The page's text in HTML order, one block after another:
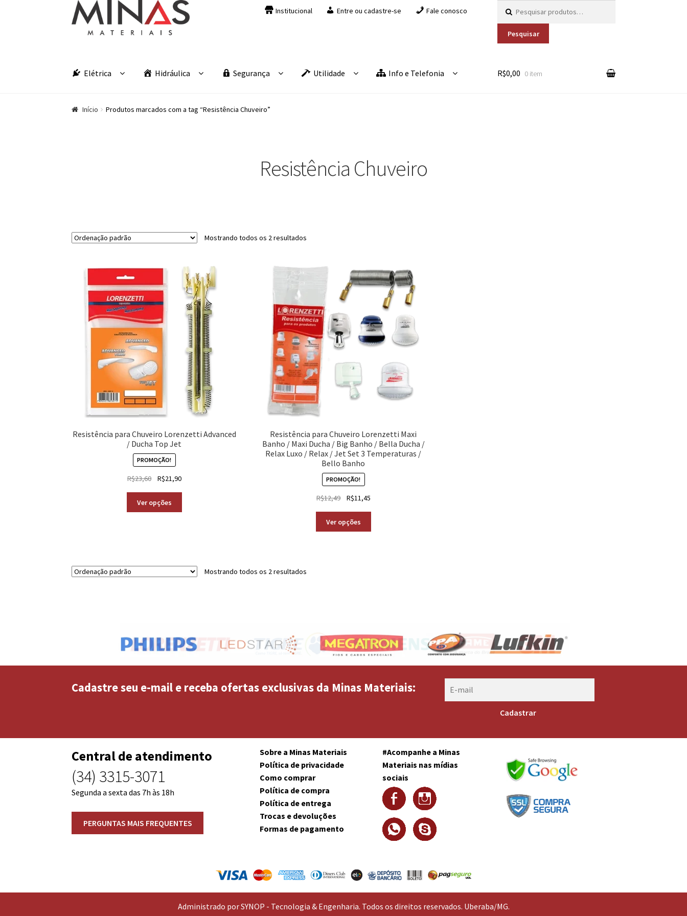
Pular para navegação
Pular para o conteúdo Institucional Entre ou cadastre-se Fale conosco
Pesquisar
Elétrica Hidráulica Segurança Utilidade Info e Telefonia R$0,00 0 item
Início Produtos marcados com a tag “Resistência Chuveiro”
Resistência Chuveiro
Mostrando todos os 2 resultados
Resistência para Chuveiro Lorenzetti Advanced
/ Ducha Top Jet
PROMOÇÃO!
R$23,60 R$21,90
Ver opções
Resistência para Chuveiro Lorenzetti Maxi
Banho / Maxi Ducha / Big Banho / Bella Ducha /
Relax Luxo / Relax / Jet Set 3 Temperaturas /
Bello Banho
PROMOÇÃO!
R$12,49 R$11,45
Ver opções
Mostrando todos os 2 resultados
Cadastre seu e-mail e receba ofertas exclusivas da Minas Materiais:
Central de atendimento
(34) 3315-3071
Segunda a sexta das 7h às 18h
Sobre a Minas Materiais
Política de privacidade
Como comprar
Política de compra
Política de entrega
Trocas e devoluções
Formas de pagamento
#Acompanhe a Minas
Materiais nas mídias
sociais
Administrado por SYNOP - Tecnologia & Engenharia. Todos os direitos reservados. Uberaba/MG.